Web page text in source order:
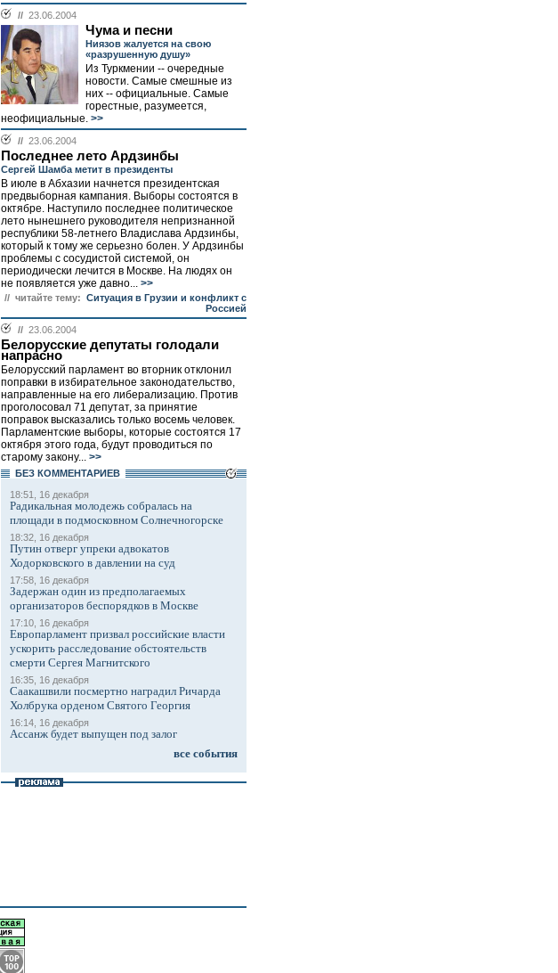
// 23.06.2004
Чума и песни
Ниязов жалуется на свою
«разрушенную душу»
Из Туркмении -- очередные
новости. Самые смешные из
них -- официальные. Самые
горестные, разумеется,
неофициальные. >>
// 23.06.2004
Последнее лето Ардзинбы
Сергей Шамба метит в президенты
В июле в Абхазии начнется президентская
предвыборная кампания. Выборы состоятся в
октябре. Наступило последнее политическое
лето нынешнего руководителя непризнанной
республики 58-летнего Владислава Ардзинбы,
который к тому же серьезно болен. У Ардзинбы
проблемы с сосудистой системой, он
периодически лечится в Москве. На людях он
не появляется уже давно... >>
// читайте тему: Ситуация в Грузии и конфликт с
Россией
// 23.06.2004
Белорусские депутаты голодали
напрасно
Белорусский парламент во вторник отклонил
поправки в избирательное законодательство,
направленные на его либерализацию. Против
проголосовал 71 депутат, за принятие
поправок высказались только восемь человек.
Парламентские выборы, которые состоятся 17
октября этого года, будут проводиться по
старому закону... >>
БЕЗ КОМMЕНТАРИЕВ
18:51, 16 декабря
Радикальная молодежь собралась на
площади в подмосковном Солнечногорске
18:32, 16 декабря
Путин отверг упреки адвокатов
Ходорковского в давлении на суд
17:58, 16 декабря
Задержан один из предполагаемых
организаторов беспорядков в Москве
17:10, 16 декабря
Европарламент призвал российские власти
ускорить расследование обстоятельств
смерти Сергея Магнитского
16:35, 16 декабря
Саакашвили посмертно наградил Ричарда
Холбрука орденом Святого Георгия
16:14, 16 декабря
Ассанж будет выпущен под залог
все события